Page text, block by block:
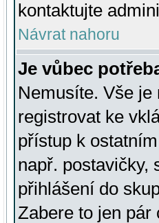
kontaktujte
Návrat nahoru
Je vůbec
Nemusíte. Vše je
registrovat ke
přístup k
např. postavičky,
přihlášení do
Zabere to jen pár